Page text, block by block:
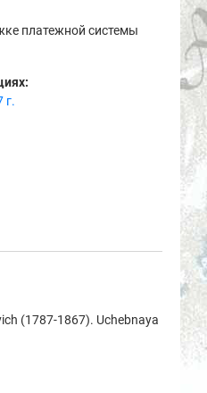
платежной системы
г.
(1787-1867). Uchebnaya